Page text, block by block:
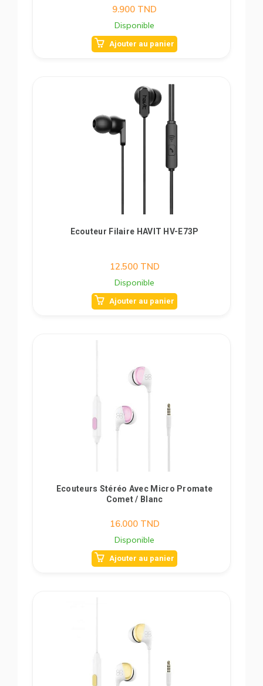
9.900 TND
Disponible
Ajouter au panier
Ecouteur Filaire HAVIT HV-E73P
12.500TND
Disponible
Ajouter au panier
Ecouteurs Stéréo Avec Micro Promate
Comet / Blanc
16.000TND
Disponible
Ajouter au panier